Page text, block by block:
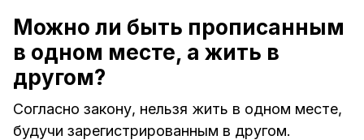
Можно ли быть прописанным
в одном месте, а жить в
другом?
Согласно закону, нельзя жить в одном месте,
будучи зарегистрированным в другом.